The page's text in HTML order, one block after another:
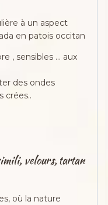
à un aspect
en patois occitan
, sensibles … aux
des ondes
crées..
velours, tartan
où la nature